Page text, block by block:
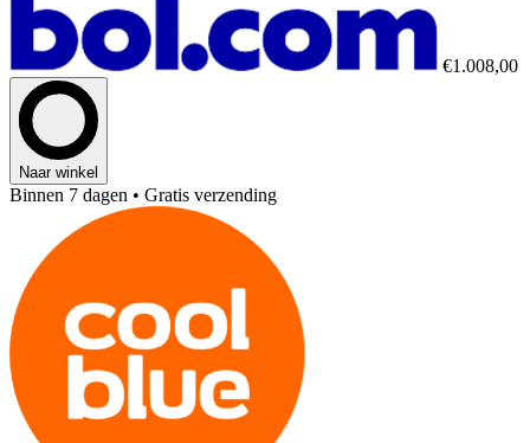
€1.008,00
Naar winkel
Binnen 7 dagen • Gratis verzending